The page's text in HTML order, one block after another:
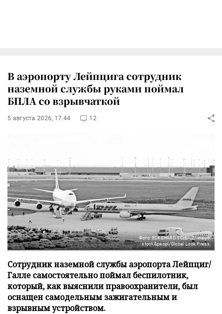
В аэропорту Лейпцига сотрудник
наземной службы руками поймал
БПЛА со взрывчаткой
5 августа 2026, 17:44 12
Фото: ECKEHARD SCHULZ/imago
stock&peopl/Global Look Press
Сотрудник наземной службы аэропорта Лейпциг/
Галле самостоятельно поймал беспилотник,
который, как выяснили правоохранители, был
оснащен самодельным зажигательным и
взрывным устройством.